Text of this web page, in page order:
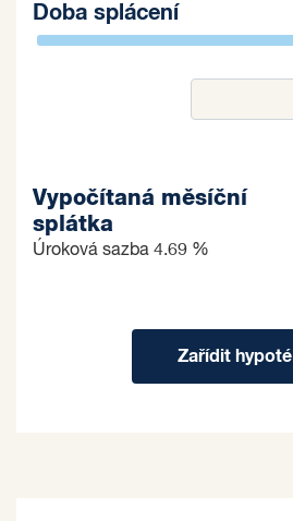
Doba splácení
Vypočítaná měsíční
splátka
Úroková sazba 4.69 %
Zařídit